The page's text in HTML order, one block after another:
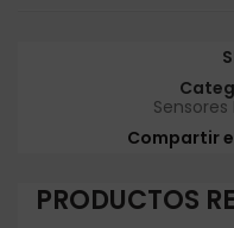
Compartir
PRODUCTOS